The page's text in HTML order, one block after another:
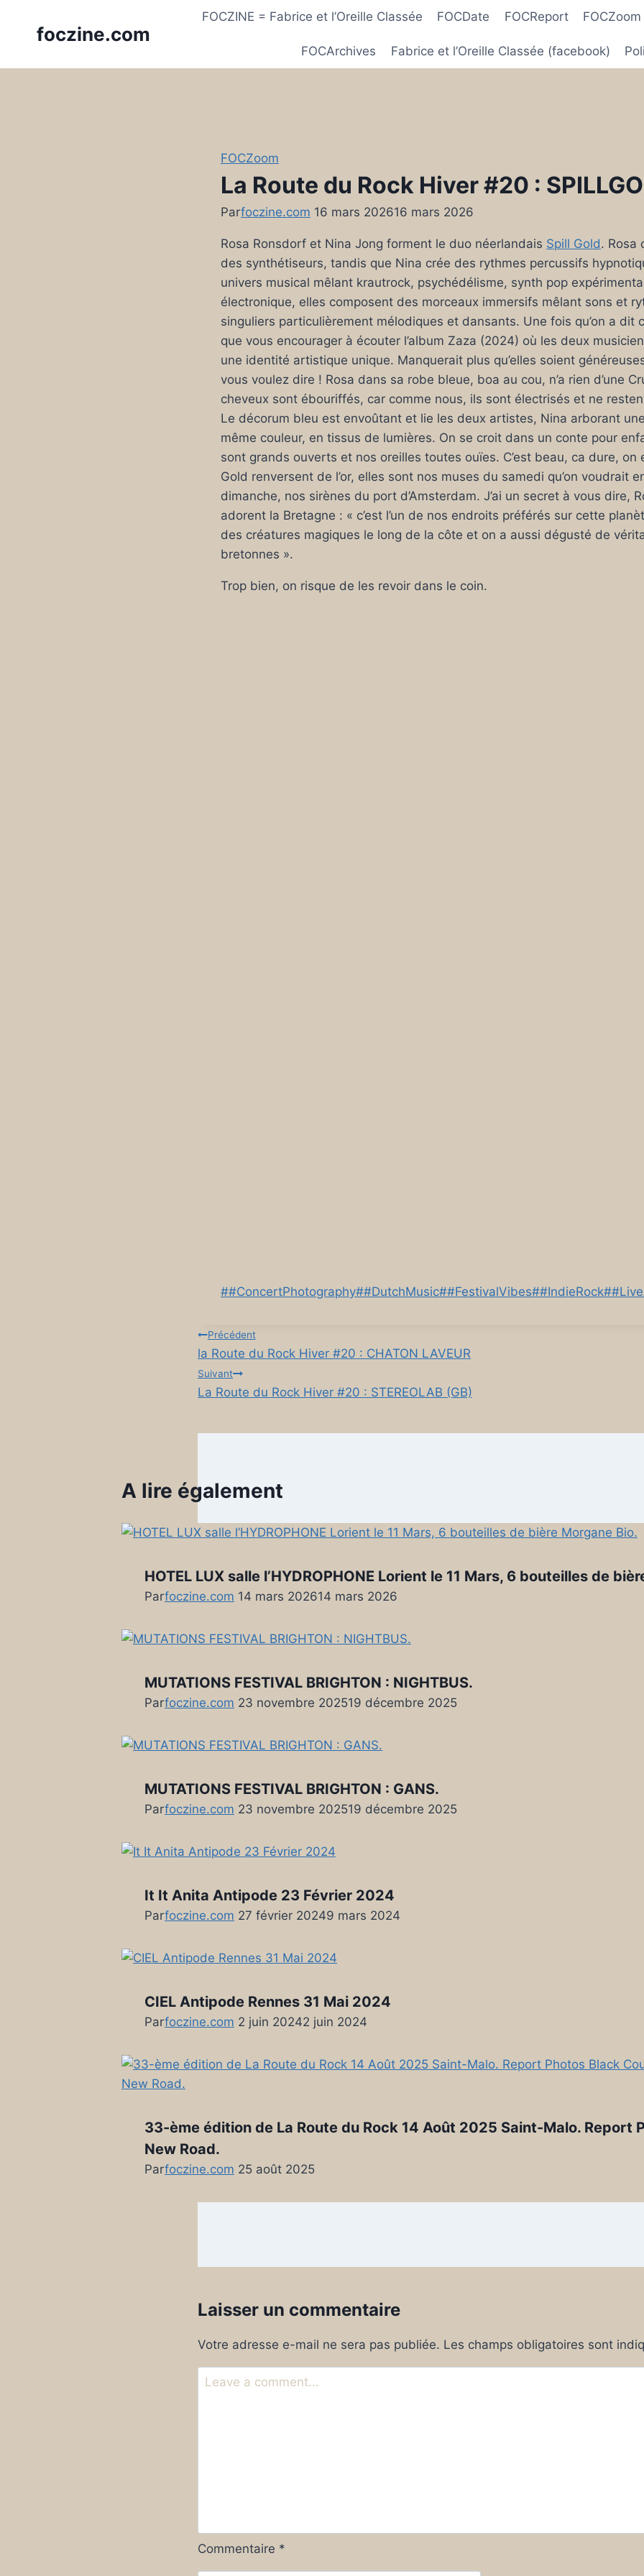
foczine.com
FOCZINE = Fabrice et l’Oreille Classée FOCDate FOCReport FOCZoom
FOCArchives Fabrice et l’Oreille Classée (facebook)
FOCZoom
La Route du Rock Hiver #20 :
Parfoczine.com 16 mars 202616 mars 2026
Rosa Ronsdorf et Nina Jong forment le duo néerlandais Spill Gold. Rosa
des synthétiseurs, tandis que Nina crée des rythmes percussifs
univers musical mêlant krautrock, psychédélisme, synth pop
électronique, elles composent des morceaux immersifs mêlant sons et
singuliers particulièrement mélodiques et dansants. Une fois qu’on a dit
que vous encourager à écouter l’album Zaza (2024) où les deux
une identité artistique unique. Manquerait plus qu’elles soient
vous voulez dire ! Rosa dans sa robe bleue, boa au cou, n’a rien d’une
cheveux sont ébouriffés, car comme nous, ils sont électrisés et ne
Le décorum bleu est envoûtant et lie les deux artistes, Nina arborant
même couleur, en tissus de lumières. On se croit dans un conte pour
sont grands ouverts et nos oreilles toutes ouïes. C’est beau, ca dure, on
Gold renversent de l’or, elles sont nos muses du samedi qu’on voudrait
dimanche, nos sirènes du port d’Amsterdam. J’ai un secret à vous dire,
adorent la Bretagne : « c’est l’un de nos endroits préférés sur cette
des créatures magiques le long de la côte et on a aussi dégusté de
bretonnes ».
Trop bien, on risque de les revoir dans le coin.
Post
##ConcertPhotography##DutchMusic##FestivalVibes##IndieRock#
Navigation
de
l’article
Précédent
la Route du Rock Hiver #20 : CHATON LAVEUR
Suivant
La Route du Rock Hiver #20 : STEREOLAB (GB)
A lire également
HOTEL LUX salle l’HYDROPHONE Lorient le 11 Mars, 6 bouteilles de
Parfoczine.com 14 mars 202614 mars 2026
MUTATIONS FESTIVAL BRIGHTON : NIGHTBUS.
Parfoczine.com 23 novembre 202519 décembre 2025
MUTATIONS FESTIVAL BRIGHTON : GANS.
Parfoczine.com 23 novembre 202519 décembre 2025
It It Anita Antipode 23 Février 2024
Parfoczine.com 27 février 20249 mars 2024
CIEL Antipode Rennes 31 Mai 2024
Parfoczine.com 2 juin 20242 juin 2024
33-ème édition de La Route du Rock 14 Août 2025 Saint-Malo. Report
New Road.
Parfoczine.com 25 août 2025
Laisser un commentaire
Votre adresse e-mail ne sera pas publiée. Les champs obligatoires sont
Commentaire *